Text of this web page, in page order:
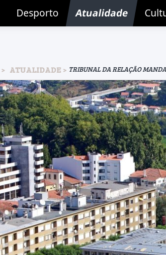
Desporto Atualidade
ATUALIDADE TRIBUNAL DA RELAÇÃO